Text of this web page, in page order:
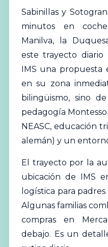
Sabinillas y
minutos en
Manilva, la
este trayecto
IMS una propuesta
en su zona
bilingüismo, sino
pedagogía
NEASC, educación
alemán) y un
El trayecto por la
ubicación de IMS
logística para
Algunas familias
compras en
debajo. Es un